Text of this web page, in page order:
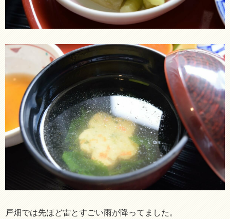
戸畑では先ほど雷とすごい雨が降ってました。